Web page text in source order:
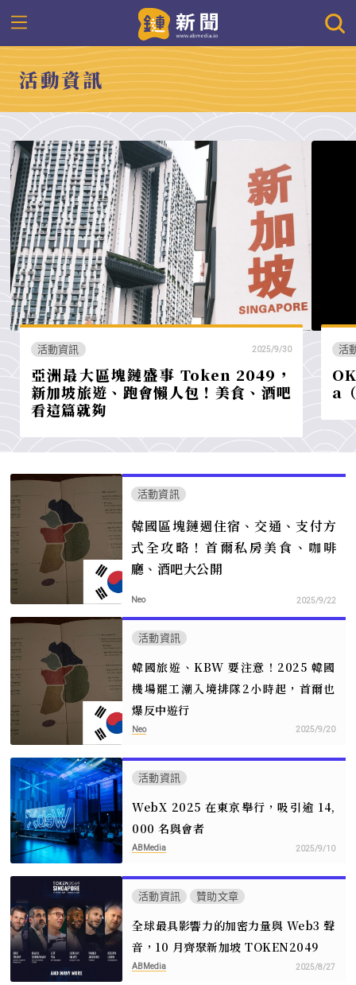
活動資訊
活動資訊 2025/9/30
亞洲最大區塊鏈盛事 Token 2049，
新加坡旅遊、跑會懶人包！美食、酒吧
看這篇就夠
活
a
活動資訊
韓國區塊鏈週住宿、交通、支付方
式全攻略！首爾私房美食、咖啡
廳、酒吧大公開
Neo 2025/9/22
活動資訊
韓國旅遊、KBW 要注意！2025 韓國
機場罷工潮入境排隊2小時起，首爾也
爆反中遊行
Neo 2025/9/20
活動資訊
WebX 2025 在東京舉行，吸引逾 14,
000 名與會者
ABMedia 2025/9/10
活動資訊 贊助文章
全球最具影響力的加密力量與 Web3 聲
音，10 月齊聚新加坡 TOKEN2049
ABMedia 2025/8/27